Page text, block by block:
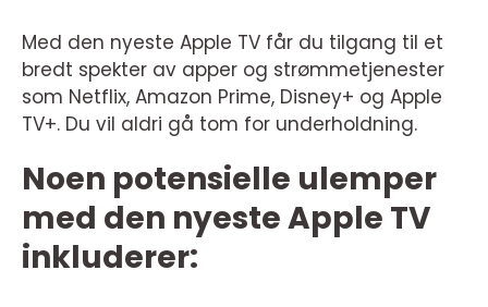
Med den nyeste Apple TV får du tilgang til et
bredt spekter av apper og strømmetjenester
som Netflix, Amazon Prime, Disney+ og Apple
TV+. Du vil aldri gå tom for underholdning.
Noen potensielle ulemper
med den nyeste Apple TV
inkluderer: